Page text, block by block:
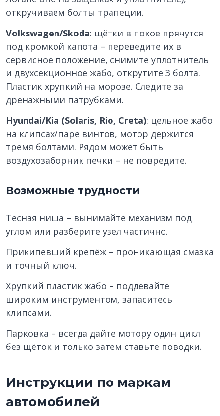
откручиваем болты трапеции.
Volkswagen/Skoda: щётки в покое прячутся
под кромкой капота – переведите их в
сервисное положение, снимите уплотнитель
и двухсекционное жабо, открутите 3 болта.
Пластик хрупкий на морозе. Следите за
дренажными патрубками.
Hyundai/Kia (Solaris, Rio, Creta): цельное жабо
на клипсах/паре винтов, мотор держится
тремя болтами. Рядом может быть
воздухозаборник печки – не повредите.
Возможные трудности
Тесная ниша – вынимайте механизм под
углом или разберите узел частично.
Прикипевший крепёж – проникающая смазка
и точный ключ.
Хрупкий пластик жабо – поддевайте
широким инструментом, запаситесь
клипсами.
Парковка – всегда дайте мотору один цикл
без щёток и только затем ставьте поводки.
Инструкции по маркам
автомобилей